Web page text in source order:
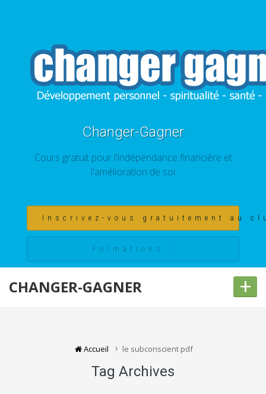
Changer-Gagner
Cours gratuit pour l'indépendance financière et
l'amélioration de soi
Inscrivez-vous gratuitement au
Formations !
CHANGER-GAGNER +
Accueil le subconscient pdf
Tag Archives